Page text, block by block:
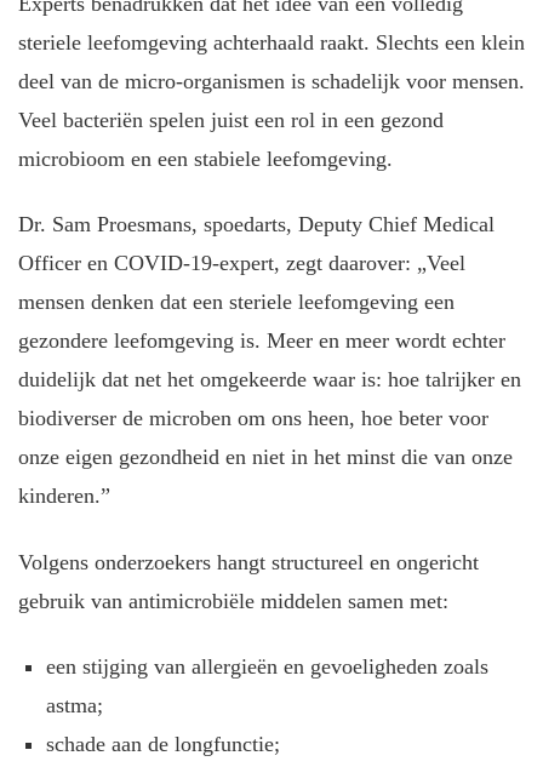
steriele leefomgeving achterhaald raakt. Slechts een klein
deel van de micro-organismen is schadelijk voor mensen.
Veel bacteriën spelen juist een rol in een gezond
microbioom en een stabiele leefomgeving.
Dr. Sam Proesmans, spoedarts, Deputy Chief Medical
Officer en COVID-19-expert, zegt daarover: „Veel
mensen denken dat een steriele leefomgeving een
gezondere leefomgeving is. Meer en meer wordt echter
duidelijk dat net het omgekeerde waar is: hoe talrijker en
biodiverser de microben om ons heen, hoe beter voor
onze eigen gezondheid en niet in het minst die van onze
kinderen.”
Volgens onderzoekers hangt structureel en ongericht
gebruik van antimicrobiële middelen samen met:
een stijging van allergieën en gevoeligheden zoals
astma;
schade aan de longfunctie;